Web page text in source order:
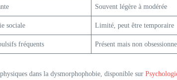
Souvent légère à modérée
sociale Limité, peut être temporaire
fréquents Présent mais non
dans la dysmorphophobie, disponible sur